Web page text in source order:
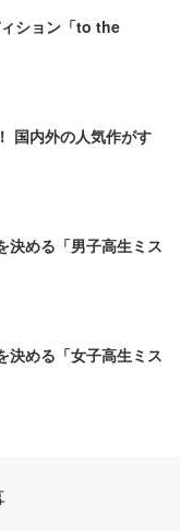
ション「to the
国内外の人気作がす
決める「男子高生ミス
決める「女子高生ミス